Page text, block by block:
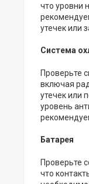
что уровни
утечек или
Система
Проверьте
включая
утечек или
уровень
Батарея
Проверьте
что